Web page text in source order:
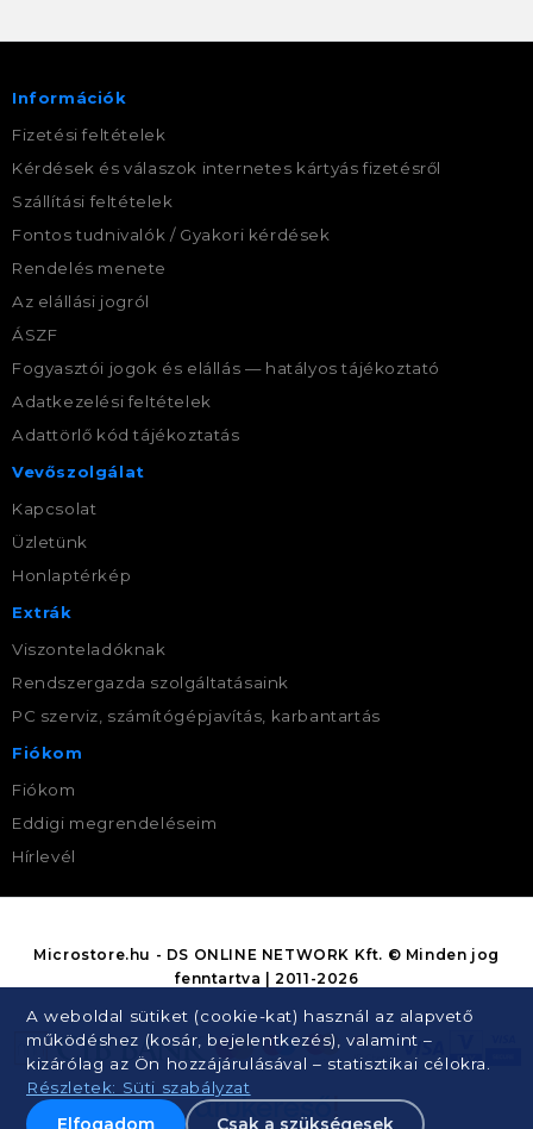
Információk
Fizetési feltételek
Kérdések és válaszok internetes kártyás fizetésről
Szállítási feltételek
Fontos tudnivalók / Gyakori kérdések
Rendelés menete
Az elállási jogról
ÁSZF
Fogyasztói jogok és elállás — hatályos tájékoztató
Adatkezelési feltételek
Adattörlő kód tájékoztatás
Vevőszolgálat
Kapcsolat
Üzletünk
Honlaptérkép
Extrák
Viszonteladóknak
Rendszergazda szolgáltatásaink
PC szerviz, számítógépjavítás, karbantartás
Fiókom
Fiókom
Eddigi megrendeléseim
Hírlevél
A weboldal sütiket (cookie-kat) használ az alapvető
működéshez (kosár, bejelentkezés), valamint –
kizárólag az Ön hozzájárulásával – statisztikai célokra.
Részletek: Süti szabályzat
Elfogadom Csak a szükségesek
Microstore.hu - DS ONLINE NETWORK Kft. © Minden jog
fenntartva | 2011-2026